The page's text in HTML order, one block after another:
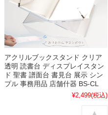
アクリルブックスタンド クリア
透明 読書台 ディスプレイスタン
ド 聖書 譜面台 書見台 展示 シン
プル 事務用品 店舗什器 BS-CL
¥2,499(税込)